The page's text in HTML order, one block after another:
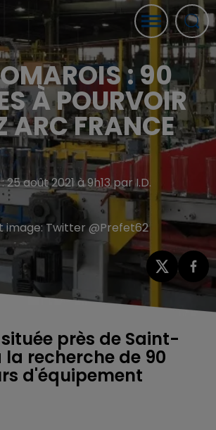
: 90
À POURVOIR
ARC FRANCE
25 août 2021 à 9h13 par I.D.
image:Twitter @Prefet62
près de Saint-
la recherche de 90
d'équipement